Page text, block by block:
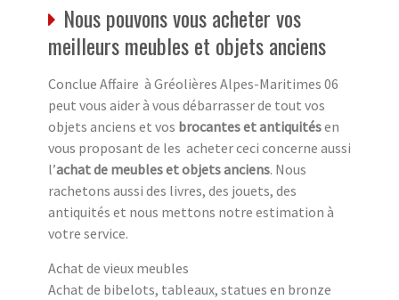
Nous pouvons vous acheter vos
meilleurs meubles et objets anciens
Conclue Affaire à Gréolières Alpes-Maritimes 06
peut vous aider à vous débarrasser de tout vos
objets anciens et vos brocantes et antiquitésen
vous proposant de les acheter ceci concerne aussi
l’achat de meubles et objets anciens. Nous
rachetons aussi des livres, des jouets, des
antiquités et nous mettons notre estimation à
votre service.
Achat de vieux meubles
Achat de bibelots, tableaux, statues en bronze